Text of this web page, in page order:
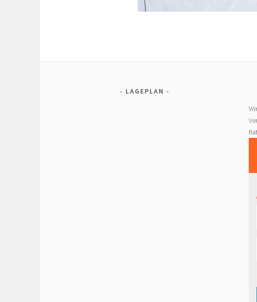
LAGEPLAN